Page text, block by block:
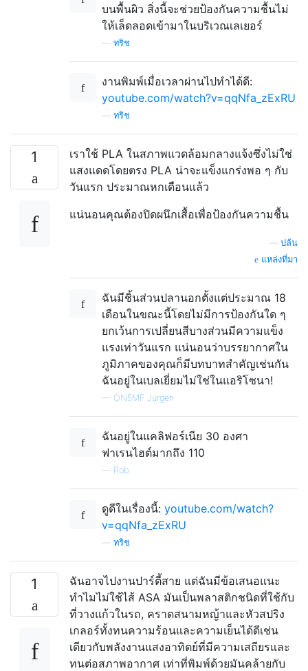
บนพื้นผิว สิ่งนี้จะช่วยป้องกันความชื้นไม่
ให้เล็ดลอดเข้ามาในบริเวณเลเยอร์
ทริช
งานพิมพ์เมื่อเวลาผ่านไปทำได้ดี:
youtube.com/watch?v=qqNfa_zExRU
ทริช
1
เราใช้ PLA ในสภาพแวดล้อมกลางแจ้งซึ่งไม่ใช่
แสงแดดโดยตรง PLA น่าจะแข็งแกร่งพอ ๆ กับ
วันแรก ประมาณหกเดือนแล้ว
แน่นอนคุณต้องปิดผนึกเสื้อเพื่อป้องกันความชื้น
ปล้น
แหล่งที่มา
ฉันมีชิ้นส่วนปลานอกตั้งแต่ประมาณ 18
เดือนในขณะนี้โดยไม่มีการป้องกันใด ๆ
ยกเว้นการเปลี่ยนสีบางส่วนมีความแข็ง
แรงเท่าวันแรก แน่นอนว่าบรรยากาศใน
ภูมิภาคของคุณก็มีบทบาทสำคัญเช่นกัน
ฉันอยู่ในเบลเยี่ยมไม่ใช่ในแอริโซนา!
— ON5MF Jurgen
ฉันอยู่ในแคลิฟอร์เนีย 30 องศา
ฟาเรนไฮต์มากถึง 110
— Rob
ดูดีในเรื่องนี้: youtube.com/watch?
v=qqNfa_zExRU
ทริช
1
ฉันอาจไปงานปาร์ตี้สาย แต่ฉันมีข้อเสนอแนะ
ทำไมไม่ใช้ไส้ ASA มันเป็นพลาสติกชนิดที่ใช้กับ
ที่วางแก้วในรถ, คราดสนามหญ้าและหัวสปริง
เกลอร์ทั้งทนความร้อนและความเย็นได้ดีเช่น
เดียวกับพลังงานแสงอาทิตย์ที่มีความเสถียรและ
ทนต่อสภาพอากาศ เท่าที่พิมพ์ด้วยมันคล้ายกับ